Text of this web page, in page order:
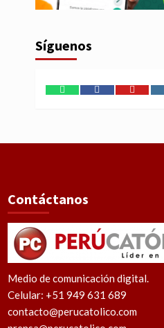
Síguenos
WhatsAppFacebook
Contáctanos
Medio de comunicación digital.
Celular: +51 949 631 689
contacto@perucatolico.com